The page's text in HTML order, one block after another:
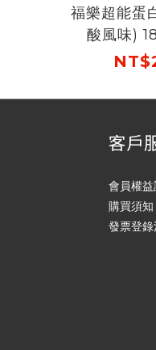
福樂超能蛋
酸風味)
客戶
會員權益
購買須知
發票登錄